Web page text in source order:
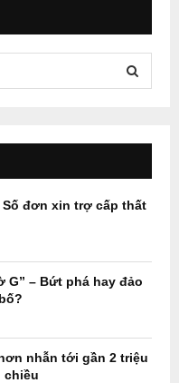
E
A
H
đơn xin trợ cấp thất
G” – Bứt phá hay đảo
nhẫn tới gần 2 triệu
chiều